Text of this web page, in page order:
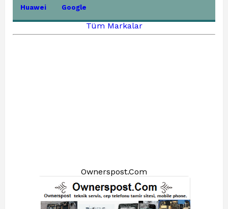
Huawei Google
Tüm Markalar
Ownerspost.Com